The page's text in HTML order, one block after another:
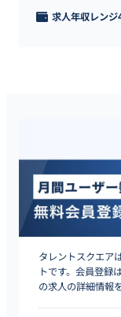
求人年収レンジ
タレントスクエア
トです。会員登録
の求人の詳細情報